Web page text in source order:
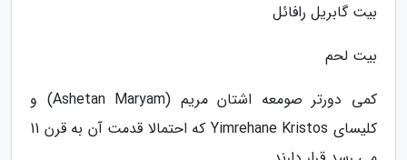
بیت گابریل رافائل
بیت لحم
کمی دورتر صومعه اشتان مریم (Ashetan Maryam) و
کلیسای Yimrehane Kristos که احتمالا قدمت آن به قرن 11